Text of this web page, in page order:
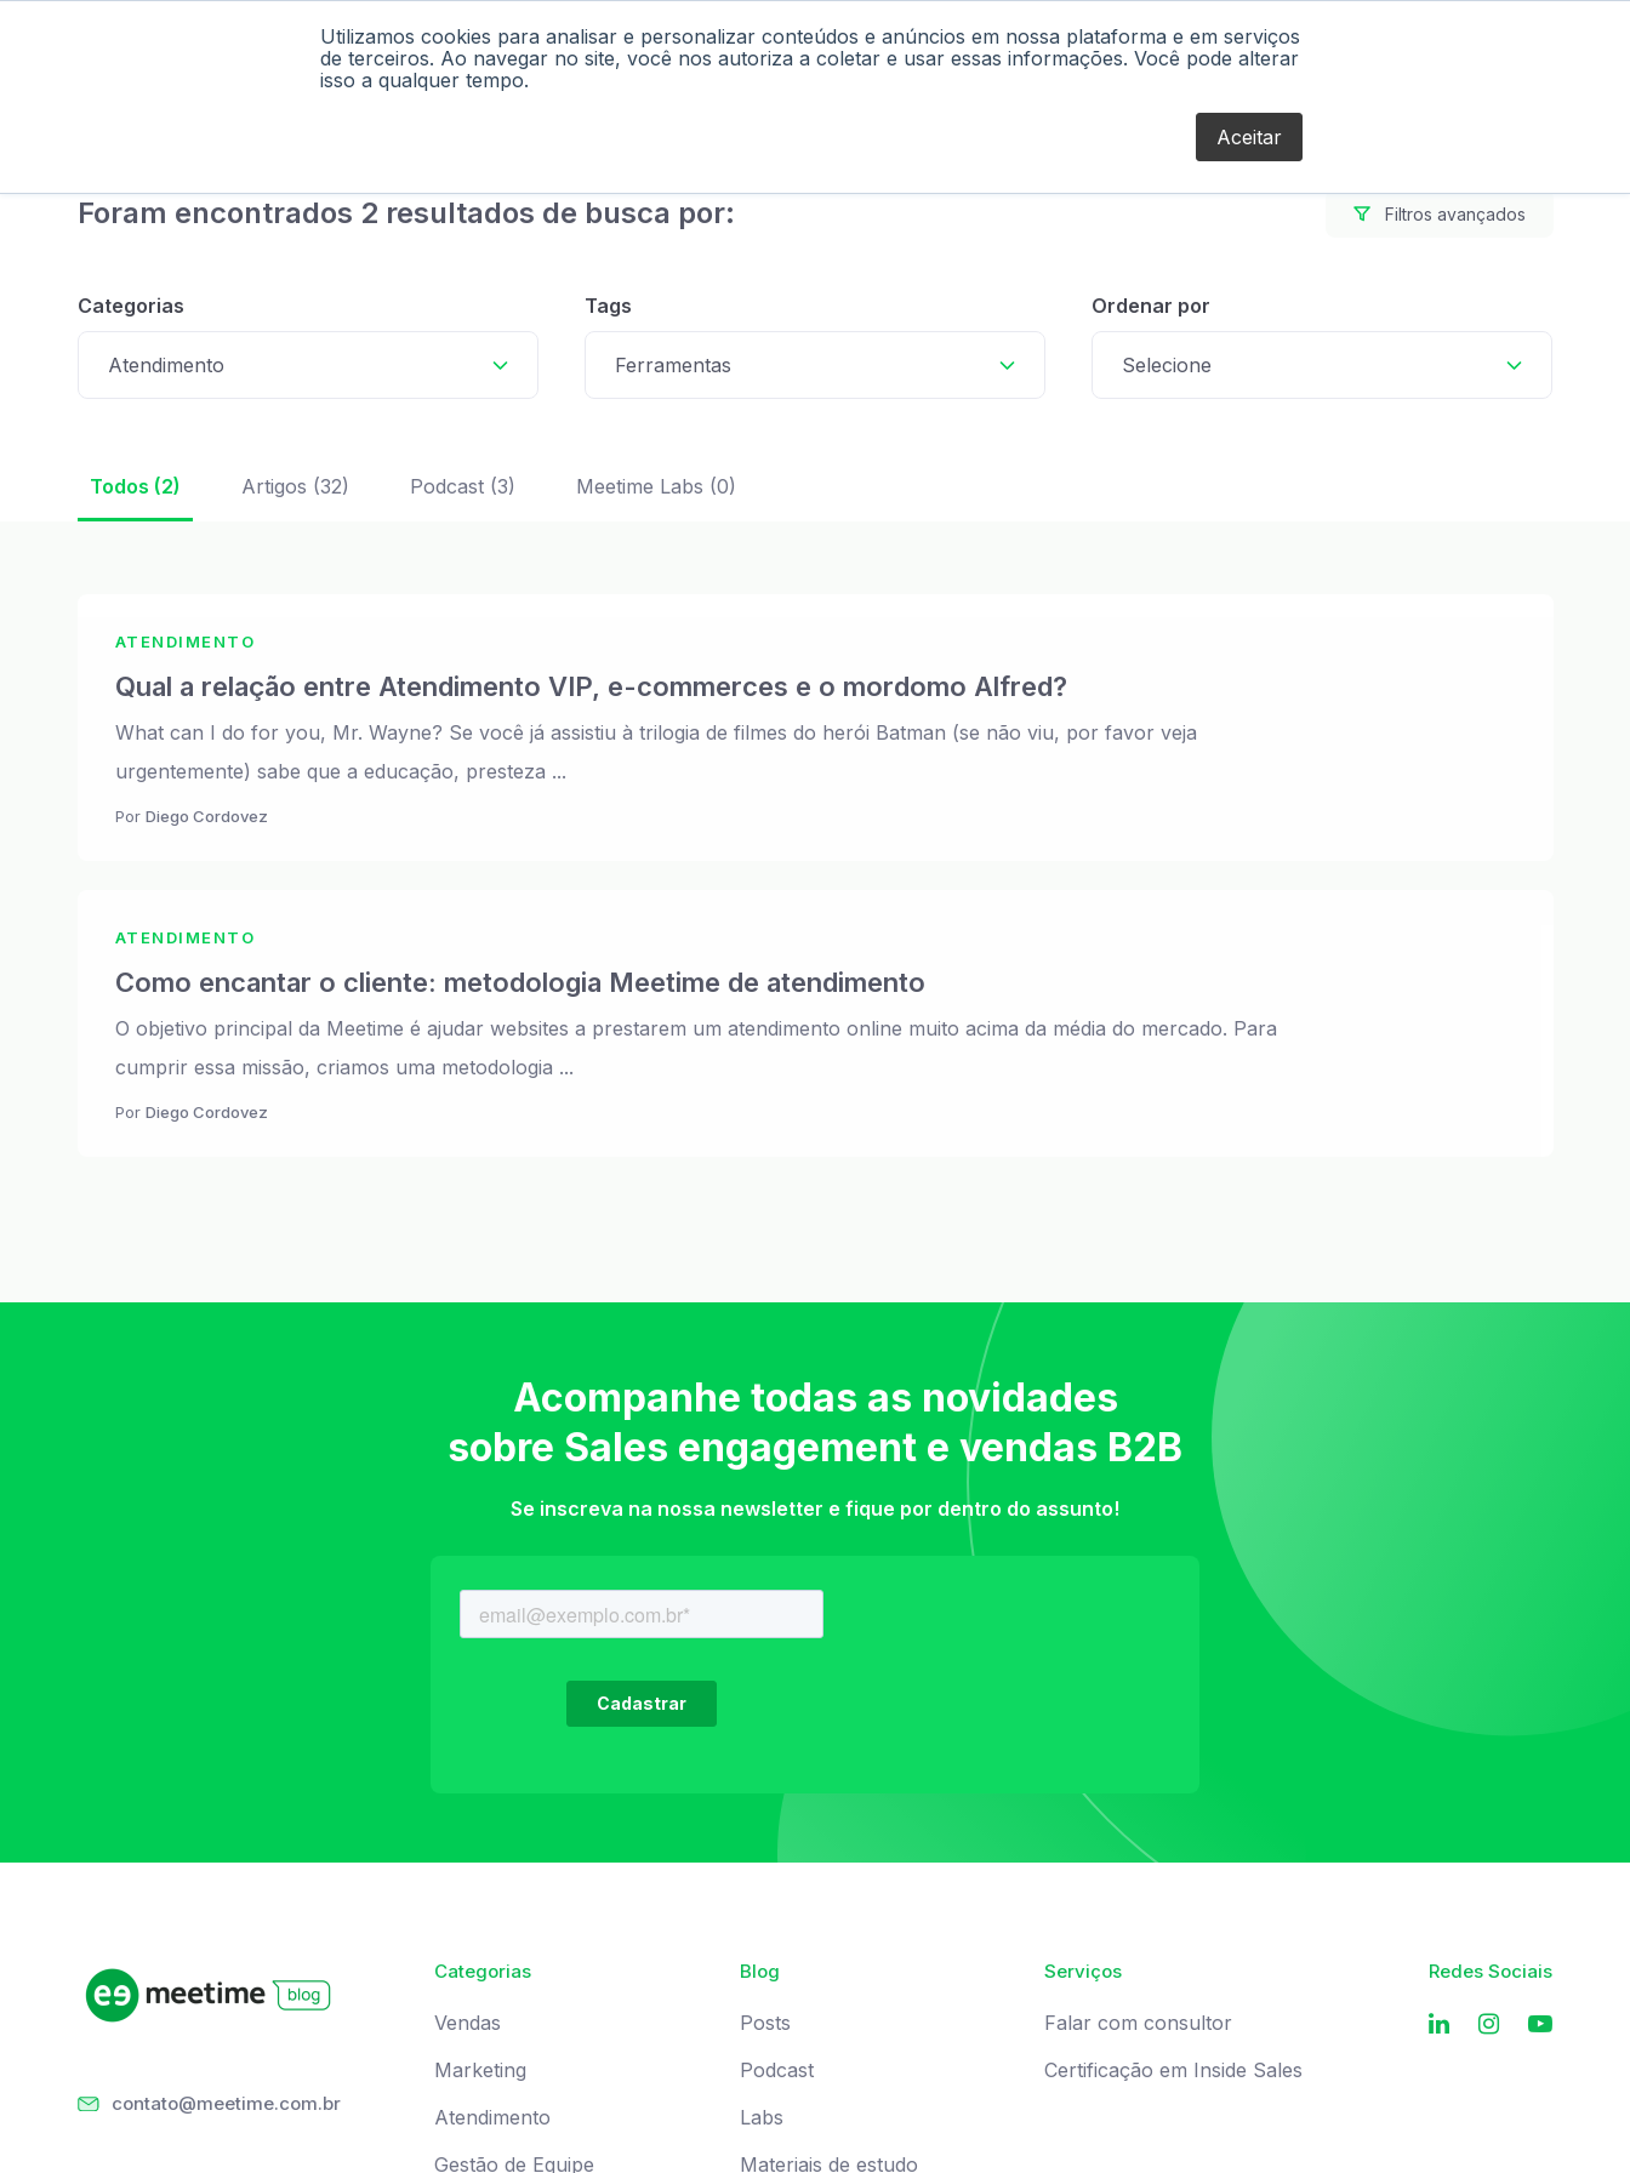
Utilizamos cookies para analisar e personalizar conteúdos e anúncios em nossa plataforma e em serviços
de terceiros. Ao navegar no site, você nos autoriza a coletar e usar essas informações. Você pode alterar
isso a qualquer tempo.
Aceitar
Home Podcast Materiais Labs Falar com Consultor Blog
Foram encontrados 2 resultados de busca por: Filtros avançados
Categorias
Atendimento
Tags
Ferramentas
Ordenar por
Selecione
Todos (2) Artigos (32) Podcast (3) Meetime Labs (0)
ATENDIMENTO
Qual a relação entre Atendimento VIP, e-commerces e o mordomo Alfred?
What can I do for you, Mr. Wayne? Se você já assistiu à trilogia de filmes do herói Batman (se não viu, por favor veja
urgentemente) sabe que a educação, presteza ...
Por Diego Cordovez
ATENDIMENTO
Como encantar o cliente: metodologia Meetime de atendimento
O objetivo principal da Meetime é ajudar websites a prestarem um atendimento online muito acima da média do mercado. Para
cumprir essa missão, criamos uma metodologia ...
Por Diego Cordovez
Acompanhe todas as novidades
sobre Sales engagement e vendas B2B
Se inscreva na nossa newsletter e fique por dentro do assunto!
contato@meetime.com.br
Categorias
Vendas
Marketing
Atendimento
Gestão de Equipe
Blog
Posts
Podcast
Labs
Materiais de estudo
Serviços
Falar com consultor
Certificação em Inside Sales
Redes Sociais